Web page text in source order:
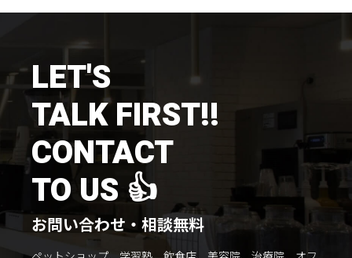
採用情報会社概要
LET'S
TALK FIRST!!
CONTACT
TO US 👍
お問い合わせ・相談無料